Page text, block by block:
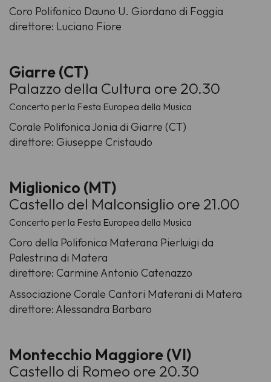
Coro Polifonico Dauno U. Giordano di Foggia
direttore: Luciano Fiore
Giarre (CT)
Palazzo della Cultura ore 20.30
Concerto per la Festa Europea della Musica
Corale Polifonica Jonia di Giarre (CT)
direttore: Giuseppe Cristaudo
Miglionico (MT)
Castello del Malconsiglio ore 21.00
Concerto per la Festa Europea della Musica
Coro della Polifonica Materana Pierluigi da
Palestrina di Matera
direttore: Carmine Antonio Catenazzo
Associazione Corale Cantori Materani di Matera
direttore: Alessandra Barbaro
Montecchio Maggiore (VI)
Castello di Romeo ore 20.30